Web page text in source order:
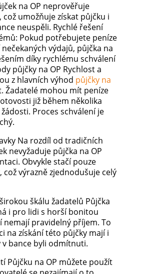
na OP neprověřuje
umožňuje získat půjčku i
neuspěli. Rychlé řešení
Pokud potřebujete peníze
výdajů, půjčka na
díky rychlému schválení
půjčky na OP Rychlost a
z hlavních výhod půjčky na
Žadatelé mohou mít peníze
již během několika
Proces schválení je
Na rozdíl od tradičních
nevyžaduje půjčka na OP
Obvykle stačí pouze
což výrazně zjednodušuje celý
škálu žadatelů Půjčka
i pro lidi s horší bonitou
nemají pravidelný příjem. To
na získání této půjčky mají i
v bance byli odmítnuti.
Půjčku na OP můžete použít